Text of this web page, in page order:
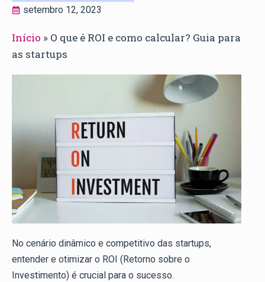
setembro 12, 2023
Início » O que é ROI e como calcular? Guia para
as startups
No cenário dinâmico e competitivo das startups,
entender e otimizar o ROI (Retorno sobre o
Investimento) é crucial para o sucesso.